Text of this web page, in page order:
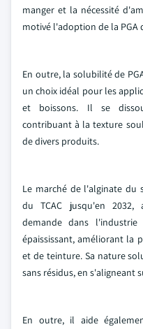
manger et la nécessité
motivé l'adoption de la
En outre, la solubilité de
un choix idéal pour les
et boissons. Il se
contribuant à la texture
de divers produits.
Le marché de l'alginate du
du TCAC jusqu'en
demande dans
épaississant, améliorant la
et de teinture. Sa nature
sans résidus, en s'aligneant
En outre, il aide